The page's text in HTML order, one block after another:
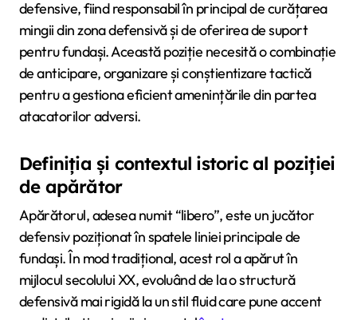
defensive, fiind responsabil în principal de curățarea
mingii din zona defensivă și de oferirea de suport
pentru fundași. Această poziție necesită o combinație
de anticipare, organizare și conștientizare tactică
pentru a gestiona eficient amenințările din partea
atacatorilor adversi.
Definiția și contextul istoric al poziției
de apărător
Apărătorul, adesea numit “libero”, este un jucător
defensiv poziționat în spatele liniei principale de
fundași. În mod tradițional, acest rol a apărut în
mijlocul secolului XX, evoluând de la o structură
defensivă mai rigidă la un stil fluid care pune accent